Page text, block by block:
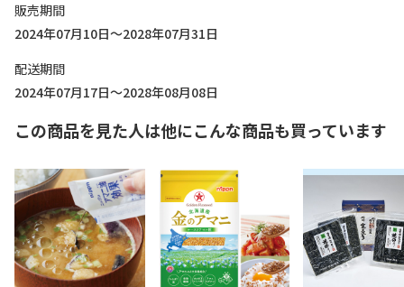
販売期間
2024年07月10日～2028年07月31日
配送期間
2024年07月17日～2028年08月08日
この商品を見た人は他にこんな商品も買っています